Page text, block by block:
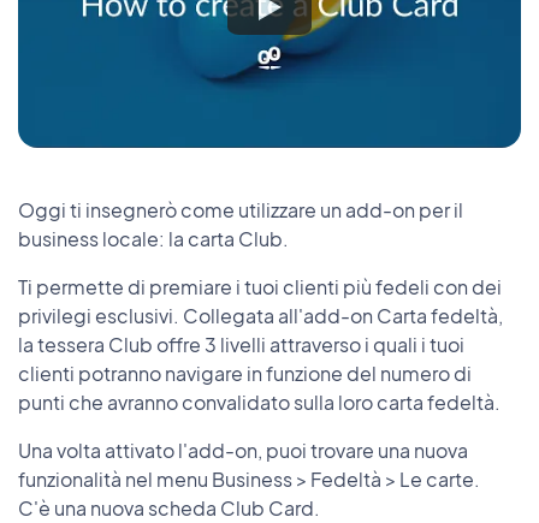
Oggi ti insegnerò come utilizzare un add-on per il
business locale: la carta Club.
Ti permette di premiare i tuoi clienti più fedeli con dei
privilegi esclusivi. Collegata all'add-on Carta fedeltà,
la tessera Club offre 3 livelli attraverso i quali i tuoi
clienti potranno navigare in funzione del numero di
punti che avranno convalidato sulla loro carta fedeltà.
Una volta attivato l'add-on, puoi trovare una nuova
funzionalità nel menu Business > Fedeltà > Le carte.
C'è una nuova scheda Club Card.